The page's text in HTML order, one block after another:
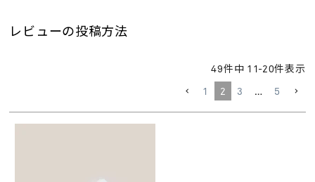
レビューの投稿方法
49件中 11-20件表示
1
2 3 … 5